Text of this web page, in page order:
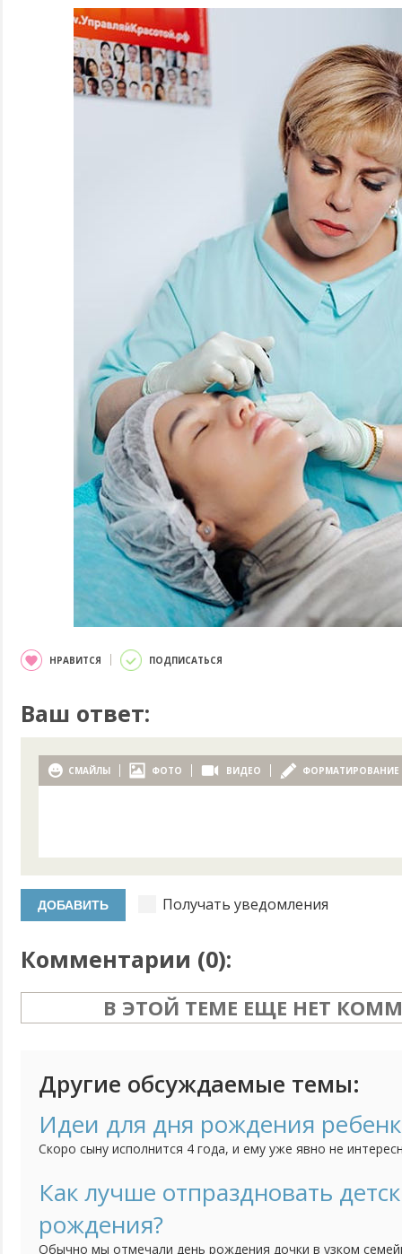
НРАВИТСЯ ПОДПИСАТЬСЯ
Ваш ответ:
СМАЙЛЫ ФОТО ВИДЕО ФОРМАТИРОВАНИЕ
Получать уведомления
Комментарии (0):
В ЭТОЙ ТЕМЕ ЕЩЕ НЕТ
Другие обсуждаемые темы:
Идеи для дня рождения
Скоро сыну исполнится 4 года, и ему уже явно не
в этот день детский праздник. Но в голове идей никаких
хоровод: " каравай, каравай, кого хочешь - выбирай..." И
Как лучше отпраздновать
рождения?
Обычно мы отмечали день рождения дочки в узком